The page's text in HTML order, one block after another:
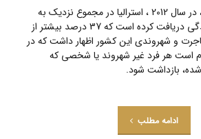
طبق اعلام سازمان ملل ، در سال 2012 ، استرالیا در مجموع نزدیک به
15800 درخواست پناهندگی دریافت کرده است که 37 درصد بیشتر از
و شهروندی این کشور اظهار داشت که در
مهاجرت 1958 لازم است هر فرد غیر شهروند یا شخصی که
شده، بازداشت شود.
ادامه مطلب